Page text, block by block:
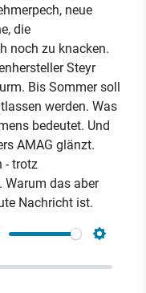
neue
die
noch zu knacken.
Steyr
Bis Sommer soll
werden. Was
bedeutet. Und
AMAG glänzt.
- trotz
Warum das aber
Nachricht ist.